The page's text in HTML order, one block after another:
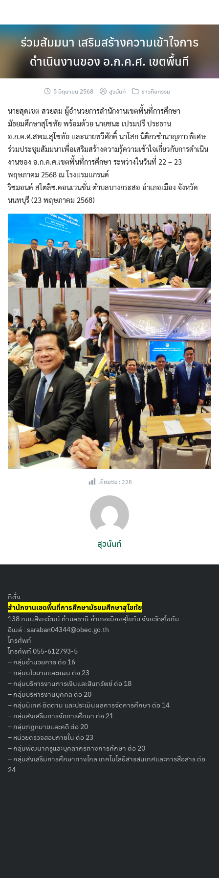
content
ร่วมสัมมนา เสริมสร้างความเข้าใจการ
ดำเนินงานของ อ.ก.ค.ศ. เขตพื้นที
5 มิถุนายน 2568 สุวนันท์ ข่าวกิจกรรม
นายสุดเขต สวยสม ผู้อำนวยการสำนักงานเขตพื้นที่การศึกษา
มัธยมศึกษาสุโขทัย พร้อมด้วย นายชนะ เปรมปรี ประธาน
อ.ก.ค.ศ.สพม.สุโขทัย และนายทวีศักดิ์ นาโสก นิติกรชำนาญการพิเศษ
ร่วมประชุมสัมมนาเพื่อเสริมสร้างความรู้ความเข้าใจเกี่ยวกับการดำเนิน
งานของ อ.ก.ค.ศ.เขตพื้นที่การศึกษา ระหว่างในวันที่ 22 – 23
พฤษภาคม 2568 ณ โรงแรมแกรนด์
ริชมอนด์ สไตลิช.คอนเวนชั่น ตำบลบางกระสอ อำเภอเมือง จังหวัด
นนทบุรี (23 พฤษภาคม 2568)
เยี่ยมชม : 228
สุวนันท์
ที่ตั้ง
สำนักงานเขตพื้นที่การศึกษามัธยมศึกษาสุโขทัย
138 ถนนสิงหวัฒน์ ตำบลธานี อำเภอเมืองสุโขทัย จังหวัดสุโขทัย
อีเมล์ : saraban04344@obec.go.th
โทรศัพท์
โทรศัพท์ 055-612793-5
– กลุ่มอำนวยการ ต่อ 16
– กลุ่มนโยบายและแผน ต่อ 23
– กลุ่มบริหารงานการเงินและสินทรัพย์ ต่อ 18
– กลุ่มบริหารงานบุคคล ต่อ 20
– กลุ่มนิเทศ ติดตาม และประเมินผลการจัดการศึกษา ต่อ 14
– กลุ่มส่งเสริมการจัดการศึกษา ต่อ 21
– กลุ่มกฏหมายและคดี ต่อ 20
– หน่วยตรวจสอบภายใน ต่อ 23
– กลุ่มพัฒนาครูและบุคลากรทางการศึกษา ต่อ 20
– กลุ่มส่งเสริมการศึกษาทางไกล เทคโนโลยีสารสนเทศและการสื่อสาร ต่อ
24